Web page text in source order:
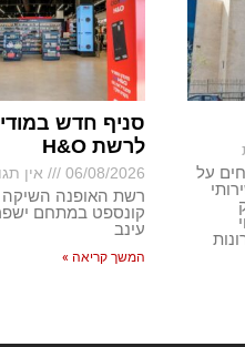
על
סניף חדש
לרשת H&O
06/08/2026 אין
רשת האופנה השיקה
קונספט במתחם
עינב
המשך קריאה »